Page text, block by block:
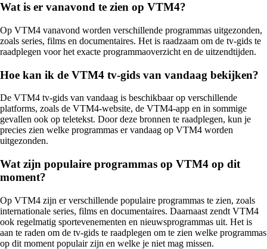
Wat is er vanavond te zien op VTM4?
Op VTM4 vanavond worden verschillende programmas uitgezonden,
zoals series, films en documentaires. Het is raadzaam om de tv-gids te
raadplegen voor het exacte programmaoverzicht en de uitzendtijden.
Hoe kan ik de VTM4 tv-gids van vandaag bekijken?
De VTM4 tv-gids van vandaag is beschikbaar op verschillende
platforms, zoals de VTM4-website, de VTM4-app en in sommige
gevallen ook op teletekst. Door deze bronnen te raadplegen, kun je
precies zien welke programmas er vandaag op VTM4 worden
uitgezonden.
Wat zijn populaire programmas op VTM4 op dit
moment?
Op VTM4 zijn er verschillende populaire programmas te zien, zoals
internationale series, films en documentaires. Daarnaast zendt VTM4
ook regelmatig sportevenementen en nieuwsprogrammas uit. Het is
aan te raden om de tv-gids te raadplegen om te zien welke programmas
op dit moment populair zijn en welke je niet mag missen.